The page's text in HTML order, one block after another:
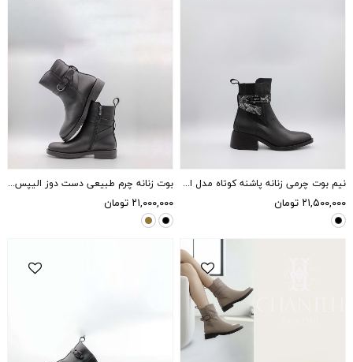
نیم بوت چرمی زنانه پاشنه کوتاه مدل اگنس - مشکی
۲۱,۵۰۰,۰۰۰ تومان
بوت زنانه چرم طبیعی دست دوز الیپس - مشکی
۲۱,۰۰۰,۰۰۰ تومان